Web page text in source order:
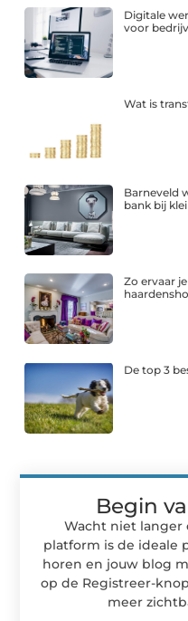
Digitale
voor
Wat is
Barneveld
bank bij
Zo ervaar
De top 3
Begin
Wacht niet langer
platform is de ideale
horen en jouw blog
op de Registreer-
meer